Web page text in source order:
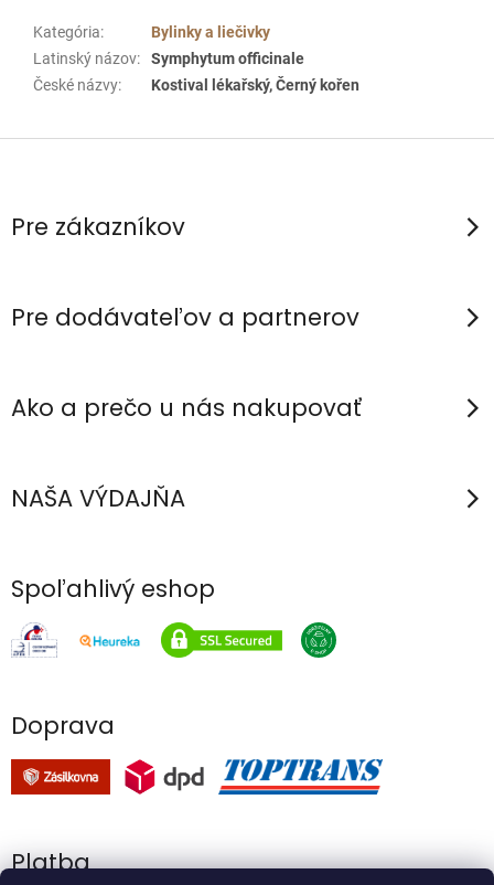
Kategória:
Bylinky a liečivky
Latinský názov:
Symphytum officinale
České názvy: Kostival lékařský, Černý kořen
Z
pPre zákazníkov
Pre dodávateľov a partnerov
Ako a prečo u nás nakupovať
NAŠA VÝDAJŇA
Spoľahlivý eshop
Doprava
Platba